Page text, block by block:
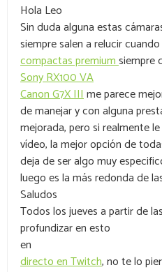
Hola Leo
Sin duda alguna estas
siempre salen a relucir
compactas premiumsiempre
Sony RX100 VA
Canon G7X IIIme parece
de manejar y con alguna
mejorada, pero si realmente
vídeo, la mejor opción de
deja de ser algo muy
luego es la más redonda de
Saludos
Todos los jueves a partir de
profundizar en esto
en
directo en Twitch, no te lo